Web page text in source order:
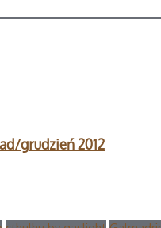
grudzień 2012